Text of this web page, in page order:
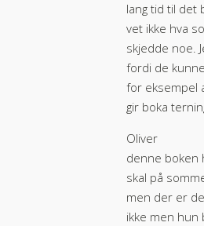
lang tid til det
vet ikke hva
skjedde noe.
fordi de
for eksempel
gir boka
Oliver
denne boken
skal på
men der er
ikke men hun